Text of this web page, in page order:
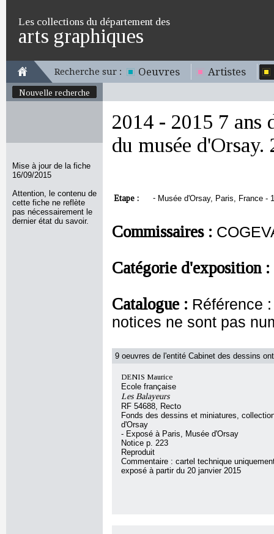
Les collections du département des
arts graphiques
Recherche sur : Oeuvres Artistes
Nouvelle recherche
Mise à jour de la fiche
16/09/2015
Attention, le contenu de
cette fiche ne reflète
pas nécessairement le
dernier état du savoir.
2014 - 2015 7 ans
du musée d'Orsay.
Etape : - Musée d'Orsay, Paris, France -
Commissaires :
Catégorie d'exposition :
Catalogue : Référence
notices ne sont pas
9 oeuvres de l'entité Cabinet des dessins
DENIS Maurice
Ecole française
Les Balayeurs
RF 54688, Recto
Fonds des dessins et miniatures,
d'Orsay
- Exposé à Paris, Musée d'Orsay
Notice p. 223
Reproduit
Commentaire : cartel technique
exposé à partir du 20 janvier 2015